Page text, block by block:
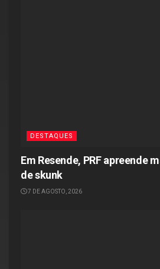
DESTAQUES
Em Resende, PRF apreende
de skunk
7 DE AGOSTO, 2026